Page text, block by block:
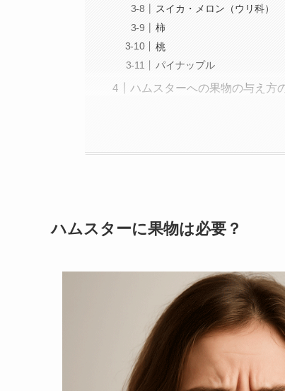
スイカ・メロン（ウリ科）
柿
桃
パイナップル
ハムスターへの果物の与え方
ハムスターに果物は必要？